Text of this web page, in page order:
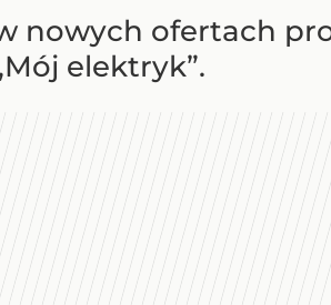
nowych ofertach
elektryk”.